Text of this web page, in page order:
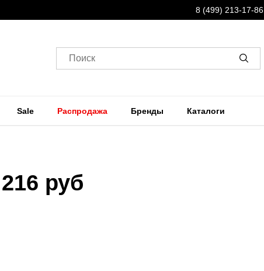
8 (499) 213-17-86
Поиск
Sale Распродажа Бренды Каталоги
руб